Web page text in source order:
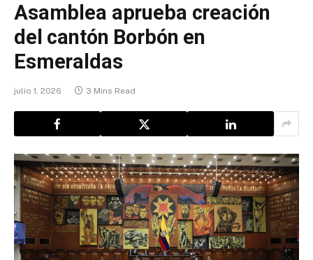
Asamblea aprueba creación
del cantón Borbón en
Esmeraldas
julio 1, 2026 3 Mins Read